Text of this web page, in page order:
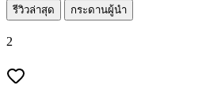
รีวิวล่าสุด กระดานผู้นำ
2